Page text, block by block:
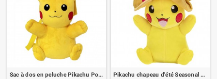
Sac à dos en peluche Pikachu Pokémon - 35cm Pikachu chapeau d'été Seasonal Summer Peluche Pokémon - 20cm